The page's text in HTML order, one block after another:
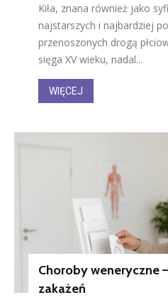
Kiła, znana również jako
najstarszych i najbardziej
przenoszonych drogą
sięga XV wieku, nadal...
WIĘCEJ
Choroby weneryczne
zakażeń